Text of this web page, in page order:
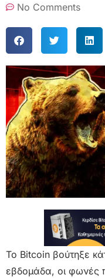
No Comments
Το Bitcoin βούτηξε
εβδομάδα, οι φωνές